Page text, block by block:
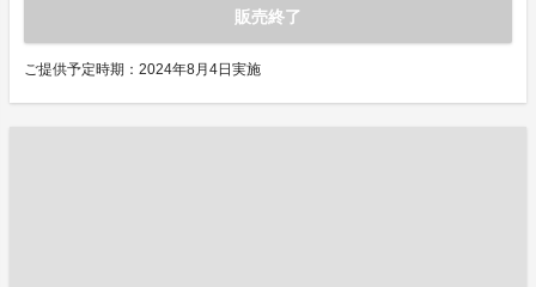
販売終了
ご提供予定時期：2024年8月4日実施